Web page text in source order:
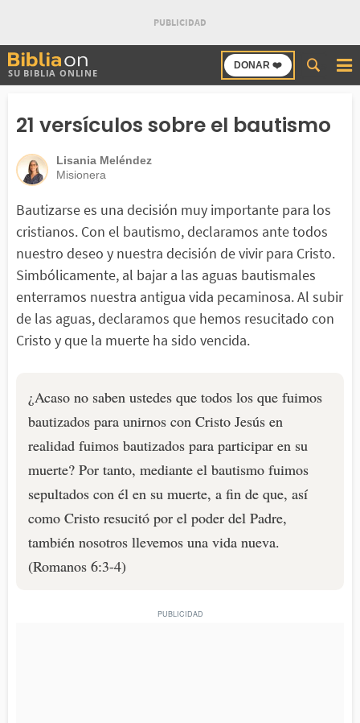
SU BIBLIA ONLINE
DONAR ❤️
Buscar
en
21 versículos sobre el bautismo
Lisania Meléndez
Misionera
Bautizarse es una decisión muy importante para los
cristianos. Con el bautismo, declaramos ante todos
nuestro deseo y nuestra decisión de vivir para Cristo.
Simbólicamente, al bajar a las aguas bautismales
enterramos nuestra antigua vida pecaminosa. Al subir
de las aguas, declaramos que hemos resucitado con
Cristo y que la muerte ha sido vencida.
¿Acaso no saben ustedes que todos los que fuimos
bautizados para unirnos con Cristo Jesús en
realidad fuimos bautizados para participar en su
muerte? Por tanto, mediante el bautismo fuimos
sepultados con él en su muerte, a fin de que, así
como Cristo resucitó por el poder del Padre,
también nosotros llevemos una vida nueva.
(Romanos 6:3-4)